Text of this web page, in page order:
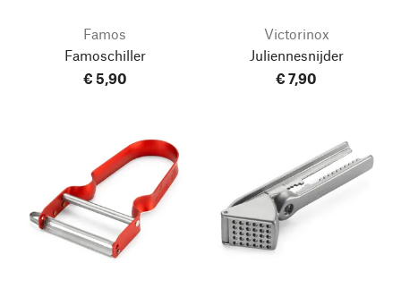
Famos
Famoschiller
€ 5,90
Victorinox
Juliennesnijder
€ 7,90